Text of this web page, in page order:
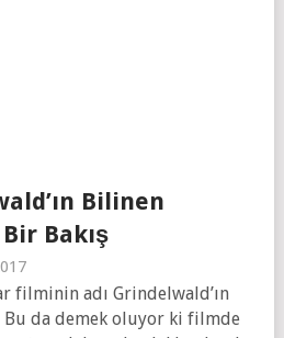
Bilinen
Bakış
filminin adı Grindelwald’ın
Bu da demek oluyor ki filmde